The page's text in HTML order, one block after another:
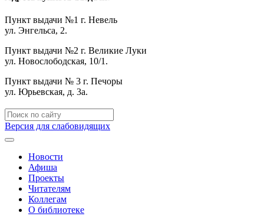
Пункт выдачи №1 г. Невель
ул. Энгельса, 2.
Пункт выдачи №2 г. Великие Луки
ул. Новослободская, 10/1.
Пункт выдачи № 3 г. Печоры
ул. Юрьевская, д. 3а.
Версия для слабовидящих
Новости
Афиша
Проекты
Читателям
Коллегам
О библиотеке